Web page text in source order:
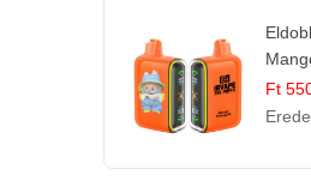
000
Ft